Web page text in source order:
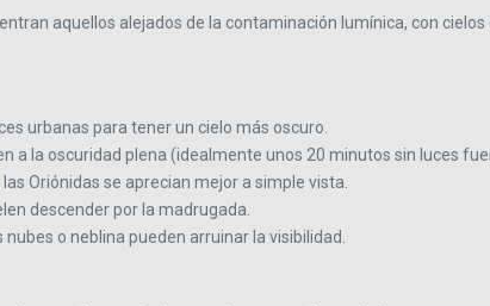
aquellos alejados de la contaminación lumínica, con
urbanas para tener un cielo más oscuro.
a la oscuridad plena (idealmente unos 20 minutos sin luces
Oriónidas se aprecian mejor a simple vista.
descender por la madrugada.
o neblina pueden arruinar la visibilidad.